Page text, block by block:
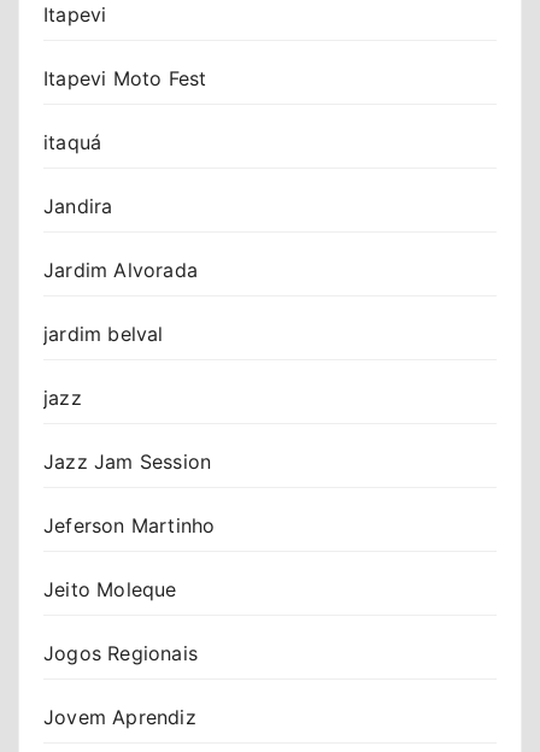
Itapevi
Itapevi Moto Fest
itaquá
Jandira
Jardim Alvorada
jardim belval
jazz
Jazz Jam Session
Jeferson Martinho
Jeito Moleque
Jogos Regionais
Jovem Aprendiz